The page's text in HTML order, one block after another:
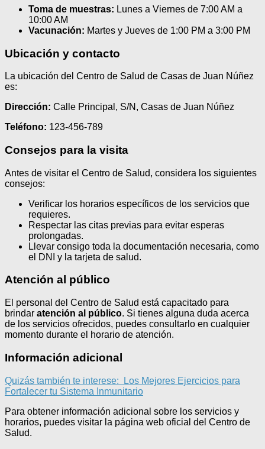
Toma de muestras: Lunes a Viernes de 7:00 AM a
10:00 AM
Vacunación: Martes y Jueves de 1:00 PM a 3:00 PM
Ubicación y contacto
La ubicación del Centro de Salud de Casas de Juan Núñez
es:
Dirección: Calle Principal, S/N, Casas de Juan Núñez
Teléfono: 123-456-789
Consejos para la visita
Antes de visitar el Centro de Salud, considera los siguientes
consejos:
Verificar los horarios específicos de los servicios que
requieres.
Respectar las citas previas para evitar esperas
prolongadas.
Llevar consigo toda la documentación necesaria, como
el DNI y la tarjeta de salud.
Atención al público
El personal del Centro de Salud está capacitado para
brindar atención al público. Si tienes alguna duda acerca
de los servicios ofrecidos, puedes consultarlo en cualquier
momento durante el horario de atención.
Información adicional
Quizás también te interese:
Los Mejores Ejercicios para
Fortalecer tu Sistema Inmunitario
Para obtener información adicional sobre los servicios y
horarios, puedes visitar la página web oficial del Centro de
Salud.